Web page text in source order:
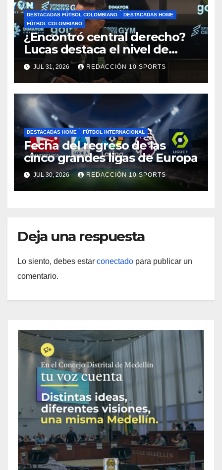
DESTACADAS FÚTBOL COLOMBIANO
DESTACADAS HOME
FÚTBOL COLOMBIANO
¿Encontró central derecho?
Lucas destaca el nivel de
Néider Parra
JUL 31, 2026 REDACCIÓN 10 SPORTS
DESTACADAS HOME FÚTBOL INTERNACIONAL
Fecha del regreso de las
cinco grandes ligas de Europa
JUL 30, 2026 REDACCIÓN 10 SPORTS
Deja una respuesta
Lo siento, debes estar conectado para publicar un
comentario.